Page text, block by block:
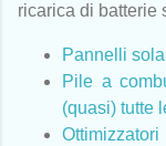
ricarica di batterie
Pannelli
Pile a
(quasi) tutte